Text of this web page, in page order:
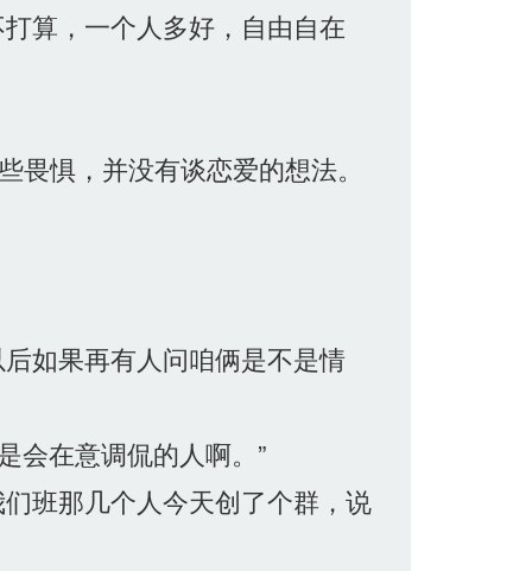
算，一个人多好，自由自在
惧，并没有谈恋爱的想法。
如果再有人问咱俩是不是情
会在意调侃的人啊。”
班那几个人今天创了个群，说